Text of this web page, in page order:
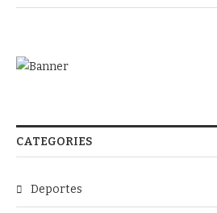
CATEGORIES
Deportes